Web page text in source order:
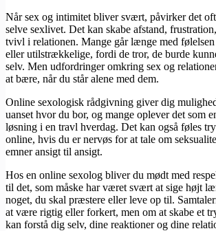
Når sex og intimitet bliver svært, påvirker det
selve sexlivet. Det kan skabe afstand,
tvivl i relationen. Mange går længe med
eller utilstrækkelige, fordi de tror, de burde
selv. Men udfordringer omkring sex og
at bære, når du står alene med dem.
Online sexologisk rådgivning giver dig
uanset hvor du bor, og mange oplever det som
løsning i en travl hverdag. Det kan også føles
online, hvis du er nervøs for at tale om
emner ansigt til ansigt.
Hos en online sexolog bliver du mødt med
til det, som måske har været svært at sige højt
noget, du skal præstere eller leve op til.
at være rigtig eller forkert, men om at skabe et
kan forstå dig selv, dine reaktioner og dine